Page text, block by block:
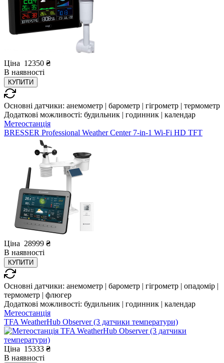
Ціна 12350 ₴
В наявності
КУПИТИ
Основні датчики: анемометр | барометр | гігрометр | термометр
Додаткові можливості: будильник | годинник | календар
Метеостанція
BRESSER Professional Weather Center 7-in-1 Wi-Fi HD TFT
Ціна 28999 ₴
В наявності
КУПИТИ
Основні датчики: анемометр | барометр | гігрометр | опадомір |
термометр | флюгер
Додаткові можливості: будильник | годинник | календар
Метеостанція
TFA WeatherHub Observer (3 датчики температури)
Ціна 15333 ₴
В наявності